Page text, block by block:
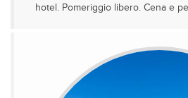
hotel. Pomeriggio libero. Cena e